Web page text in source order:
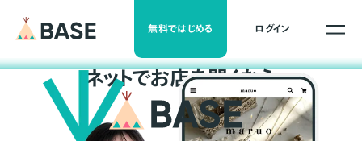
無料ではじめる ログイン
ネットでお店を開くなら